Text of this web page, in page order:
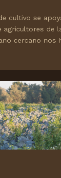
cultivo se
agricultores de
cercano nos